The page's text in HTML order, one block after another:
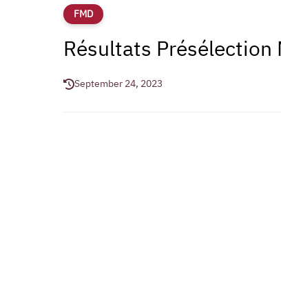
FMD
Résultats
September 24, 2023